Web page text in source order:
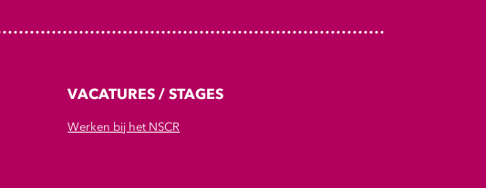
VACATURES / STAGES
Werken bij het NSCR